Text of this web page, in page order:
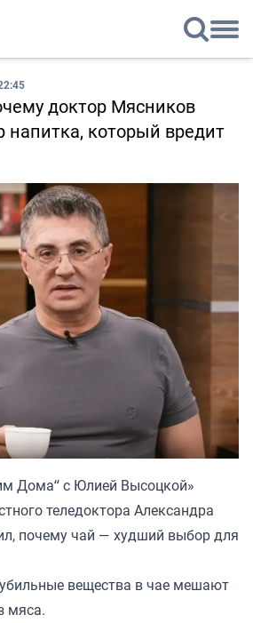
доктор Мясников
который вредит
Дома“ с Юлией Высоцкой»
теледоктора Александра
почему чай — худший выбор для
вещества в чае мешают
мяса.